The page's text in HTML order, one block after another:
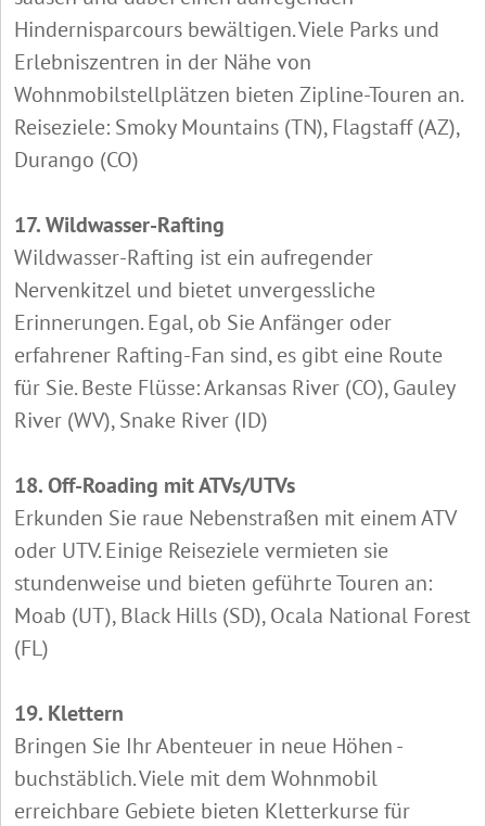
Hindernisparcours bewältigen. Viele Parks und
Erlebniszentren in der Nähe von
Wohnmobilstellplätzen bieten Zipline-Touren an.
Reiseziele: Smoky Mountains (TN), Flagstaff (AZ),
Durango (CO)
17. Wildwasser-Rafting
Wildwasser-Rafting ist ein aufregender
Nervenkitzel und bietet unvergessliche
Erinnerungen. Egal, ob Sie Anfänger oder
erfahrener Rafting-Fan sind, es gibt eine Route
für Sie. Beste Flüsse: Arkansas River (CO), Gauley
River (WV), Snake River (ID)
18. Off-Roading mit ATVs/UTVs
Erkunden Sie raue Nebenstraßen mit einem ATV
oder UTV. Einige Reiseziele vermieten sie
stundenweise und bieten geführte Touren an:
Moab (UT), Black Hills (SD), Ocala National Forest
(FL)
19. Klettern
Bringen Sie Ihr Abenteuer in neue Höhen -
buchstäblich. Viele mit dem Wohnmobil
erreichbare Gebiete bieten Kletterkurse für